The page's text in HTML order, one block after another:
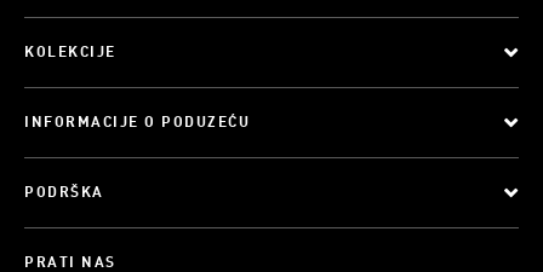
KOLEKCIJE
INFORMACIJE O PODUZEĆU
PODRŠKA
PRATI NAS